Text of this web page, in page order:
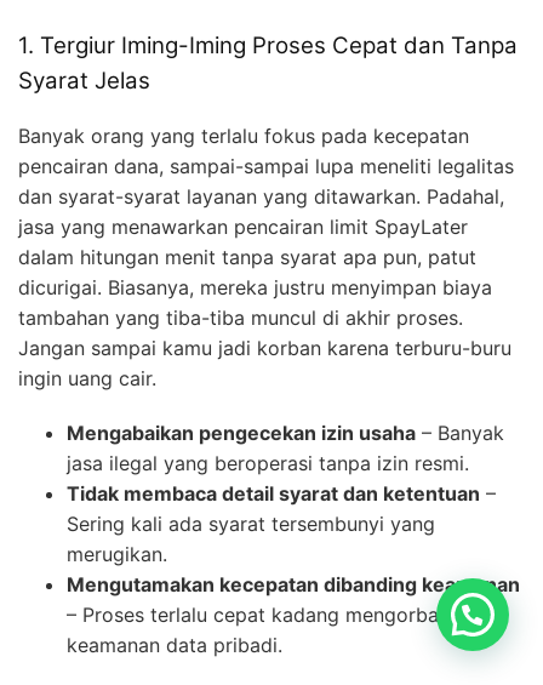
1. Tergiur Iming-Iming Proses Cepat dan Tanpa
Syarat Jelas
Banyak orang yang terlalu fokus pada kecepatan
pencairan dana, sampai-sampai lupa meneliti legalitas
dan syarat-syarat layanan yang ditawarkan. Padahal,
jasa yang menawarkan pencairan limit SpayLater
dalam hitungan menit tanpa syarat apa pun, patut
dicurigai. Biasanya, mereka justru menyimpan biaya
tambahan yang tiba-tiba muncul di akhir proses.
Jangan sampai kamu jadi korban karena terburu-buru
ingin uang cair.
Mengabaikan pengecekan izin usaha – Banyak
jasa ilegal yang beroperasi tanpa izin resmi.
Tidak membaca detail syarat dan ketentuan –
Sering kali ada syarat tersembunyi yang
merugikan.
Mengutamakan kecepatan dibanding keamanan
– Proses terlalu cepat kadang mengorbankan
keamanan data pribadi.